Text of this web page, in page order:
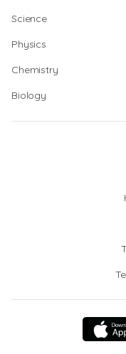
Science
Physics
Chemistry
Biology